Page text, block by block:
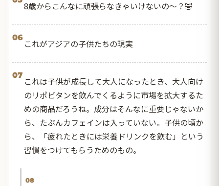
8歳からこんなに頑張らなきゃいけないの〜？🤣
06
これがアジアの子供たちの現実
07
これは子供が成長して大人になったとき、大人向け
のリポビタンを飲んでくるように市場を拡大するた
めの商品だろうね。成分はそんなに重要じゃないか
ら、たぶんカフェインは入っていない。子供の頃か
ら、「疲れたときには栄養ドリンクを飲む」という
習慣をつけてもらうためのもの。
08